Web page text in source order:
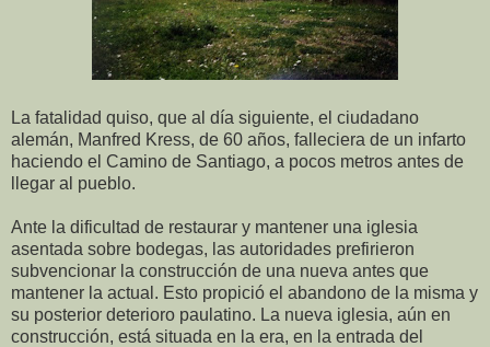
La fatalidad quiso, que al día siguiente, el ciudadano
alemán, Manfred Kress, de 60 años, falleciera de un infarto
haciendo el Camino de Santiago, a pocos metros antes de
llegar al pueblo.
Ante la dificultad de restaurar y mantener una iglesia
asentada sobre bodegas, las autoridades prefirieron
subvencionar la construcción de una nueva antes que
mantener la actual. Esto propició el abandono de la misma y
su posterior deterioro paulatino. La nueva iglesia, aún en
construcción, está situada en la era, en la entrada del